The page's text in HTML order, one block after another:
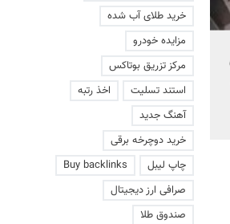
تصاویر متفاوت از تشییع
مطهر رهبر شهید در کربلا +
فیلم
خرید طلای آب شده
مزایده خودرو
مرکز تزریق بوتاکس
استند تسلیت
اخذ رتبه
آهنگ جدید
خرید دوچرخه برقی
چاپ لیبل
Buy backlinks
صرافی ارز دیجیتال
صندوق طلا